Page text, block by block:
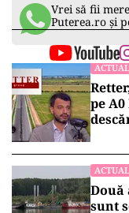
Vrei să fii
Puterea.ro și
pe
Două
sunt